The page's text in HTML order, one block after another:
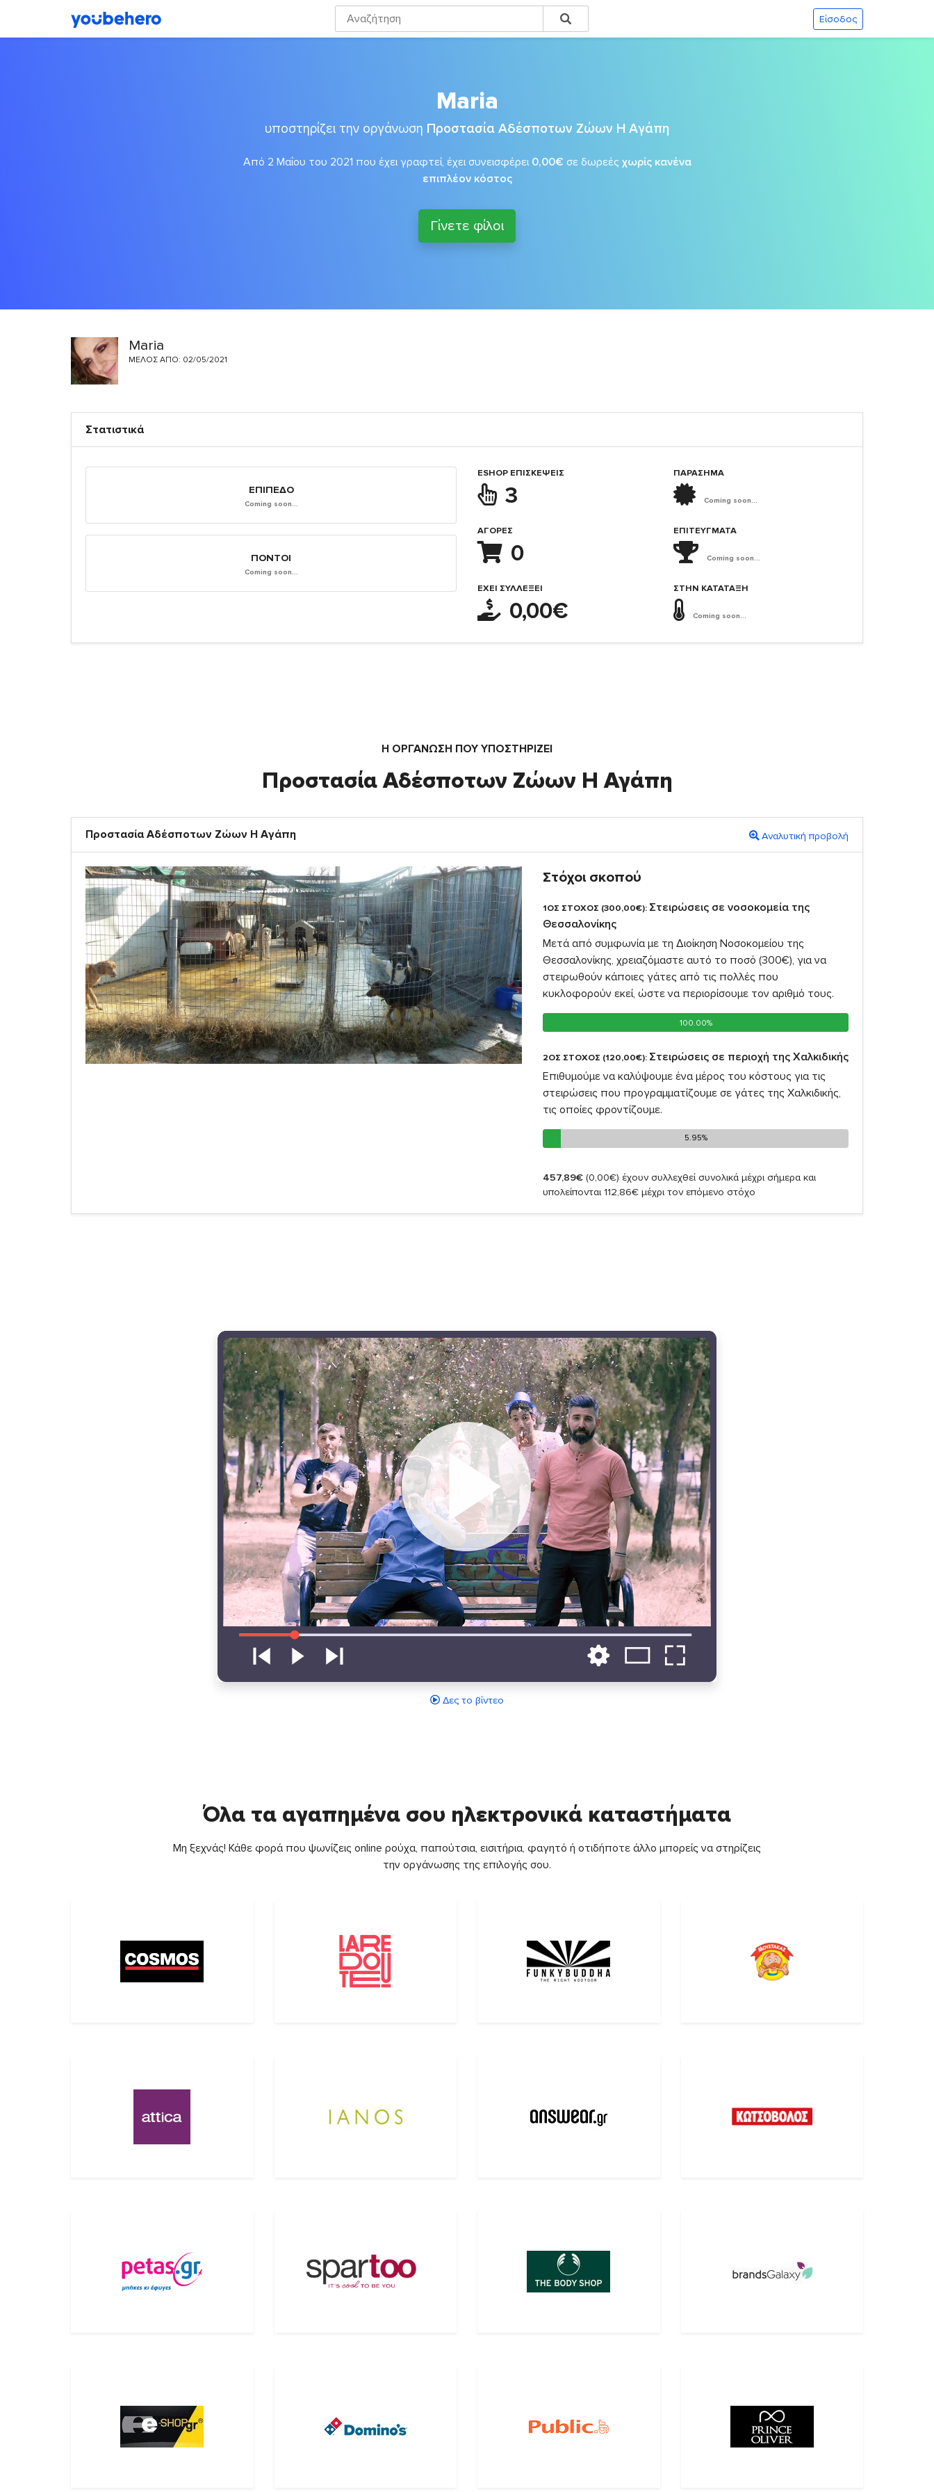
Είσοδος
Maria
υποστηρίζει την οργάνωση Προστασία Αδέσποτων Ζώων Η Αγάπη
Από 2 Μαΐου του 2021 που έχει γραφτεί, έχει συνεισφέρει 0,00€ σε δωρεές χωρίς κανένα
επιπλέον κόστος
Γίνετε φίλοι
Maria
ΜΈΛΟΣ ΑΠΌ: 02/05/2021
Στατιστικά
ΕΠΊΠΕΔΟ
Coming soon...
ΠΌΝΤΟΙ
Coming soon...
ESHOP ΕΠΙΣΚΈΨΕΙΣ
3
ΑΓΟΡΈΣ
0
ΈΧΕΙ ΣΥΛΛΈΞΕΙ
0,00€
ΠΑΡΑΣΗΜΑ
Coming soon...
ΕΠΙΤΕΎΓΜΑΤΑ
Coming soon...
ΣΤΗΝ ΚΑΤΆΤΑΞΗ
Coming soon...
Η ΟΡΓΆΝΩΣΗ ΠΟΥ ΥΠΟΣΤΗΡΙΖΕΙ
Προστασία Αδέσποτων Ζώων Η Αγάπη
Προστασία Αδέσποτων Ζώων Η Αγάπη Αναλυτική προβολή
Στόχοι σκοπού
1ΟΣ ΣΤΟΧΟΣ (300,00€): Στειρώσεις σε νοσοκομεία της
Θεσσαλονίκης
Μετά από συμφωνία με τη Διοίκηση Νοσοκομείου της
Θεσσαλονίκης, χρειαζόμαστε αυτό το ποσό (300€), για να
στειρωθούν κάποιες γάτες από τις πολλές που
κυκλοφορούν εκεί, ώστε να περιορίσουμε τον αριθμό τους.
100.00%
100.00%
2ΟΣ ΣΤΟΧΟΣ (120,00€): Στειρώσεις σε περιοχή της Χαλκιδικής
Επιθυμούμε να καλύψουμε ένα μέρος του κόστους για τις
στειρώσεις που προγραμματίζουμε σε γάτες της Χαλκιδικής,
τις οποίες φροντίζουμε.
5.95%
5.95%
457,89€ (0,00€) έχουν συλλεχθεί συνολικά μέχρι σήμερα και
υπολείπονται 112,86€ μέχρι τον επόμενο στόχο
Δες το βίντεο
Όλα τα αγαπημένα σου ηλεκτρονικά καταστήματα
Μη ξεχνάς! Κάθε φορά που ψωνίζεις online ρούχα, παπούτσια, εισιτήρια, φαγητό ή οτιδήποτε άλλο μπορείς να στηρίζεις
την οργάνωσης της επιλογής σου.